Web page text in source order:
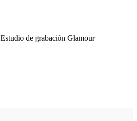
Estudio de grabación Glamour